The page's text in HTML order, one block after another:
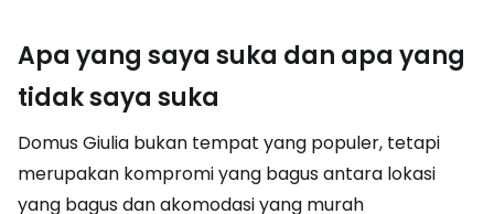
Apa yang saya suka dan apa yang
tidak saya suka
Domus Giulia bukan tempat yang populer, tetapi
merupakan kompromi yang bagus antara lokasi
yang bagus dan akomodasi yang murah